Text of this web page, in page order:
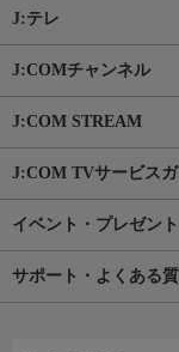
J:テレ
J:COMチャンネル
J:COM STREAM
J:COM TVサービス
イベント・プレゼント
サポート・よくある